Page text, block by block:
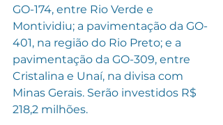
GO-174, entre Rio Verde e
Montividiu; a pavimentação da GO-
401, na região do Rio Preto; e a
pavimentação da GO-309, entre
Cristalina e Unaí, na divisa com
Minas Gerais. Serão investidos R$
218,2 milhões.